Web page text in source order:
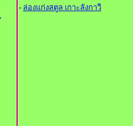
- ล่องแก่งสตูล เกาะลังกาวี